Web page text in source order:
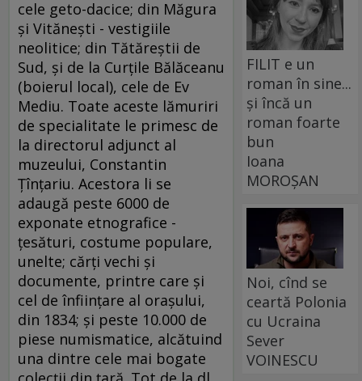
cele geto-dacice; din Măgura
şi Vităneşti - vestigiile
neolitice; din Tătăreştii de
Sud, şi de la Curţile Bălăceanu
(boierul local), cele de Ev
Mediu. Toate aceste lămuriri
de specialitate le primesc de
la directorul adjunct al
muzeului, Constantin
Ţînţariu. Acestora li se
adaugă peste 6000 de
exponate etnografice -
ţesături, costume populare,
unelte; cărţi vechi şi
documente, printre care şi
cel de înfiinţare al oraşului,
din 1834; şi peste 10.000 de
piese numismatice, alcătuind
una dintre cele mai bogate
FILIT e un
roman în sine...
și încă un
roman foarte
bun
Ioana
MOROȘAN
Noi, cînd se
ceartă Polonia
cu Ucraina
Sever
VOINESCU